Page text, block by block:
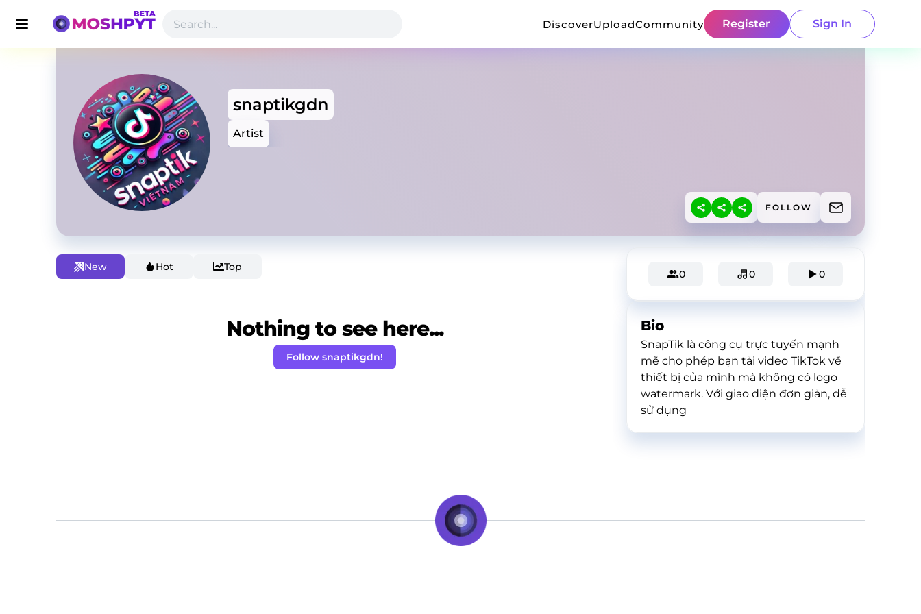
DiscoverUploadCommunity Register Sign In
snaptikgdn
Artist
FOLLOW
New Hot Top
Nothing to see here...
Follow snaptikgdn!
0 0 0
Bio
SnapTik là công cụ trực tuyến mạnh
mẽ cho phép bạn tải video TikTok về
thiết bị của mình mà không có logo
watermark. Với giao diện đơn giản, dễ
sử dụng